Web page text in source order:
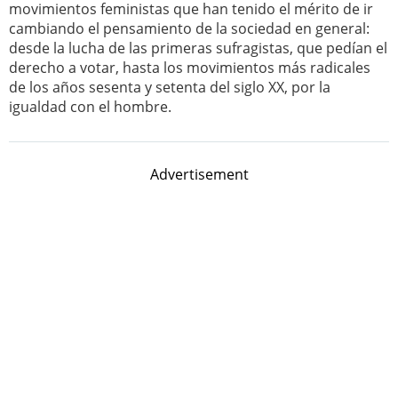
movimientos feministas que han tenido el mérito de ir
cambiando el pensamiento de la sociedad en general:
desde la lucha de las primeras sufragistas, que pedían el
derecho a votar, hasta los movimientos más radicales
de los años sesenta y setenta del siglo XX, por la
igualdad con el hombre.
Advertisement